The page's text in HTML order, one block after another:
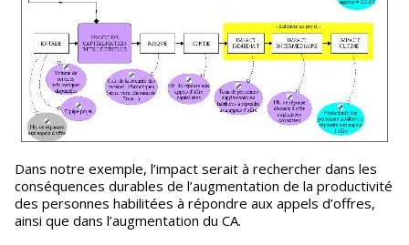
Dans notre exemple, l’impact serait à rechercher dans les
conséquences durables de l’augmentation de la productivité
des personnes habilitées à répondre aux appels d’offres,
ainsi que dans l’augmentation du CA.